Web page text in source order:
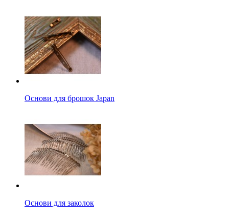
Основи для брошок Japan
Основи для заколок